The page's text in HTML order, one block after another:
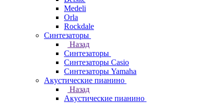
Medeli
Orla
Rockdale
Синтезаторы
Назад
Синтезаторы
Синтезаторы Casio
Синтезаторы Yamaha
Акустические пианино
Назад
Акустические пианино